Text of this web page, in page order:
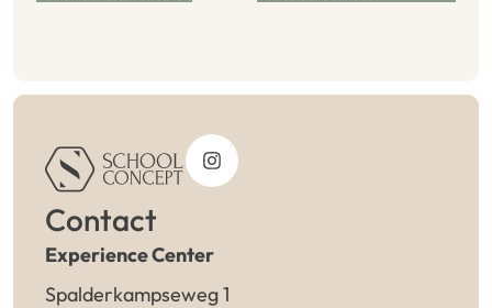
Contact
Experience Center
Spalderkampseweg 1